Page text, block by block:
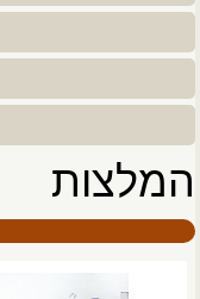
המלצות